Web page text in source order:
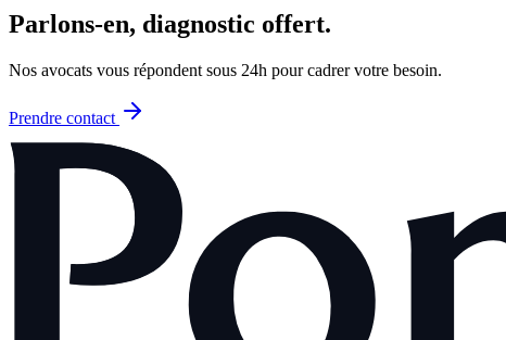
Parlons-en, diagnostic offert.
Nos avocats vous répondent sous 24h pour cadrer votre besoin.
Prendre contact